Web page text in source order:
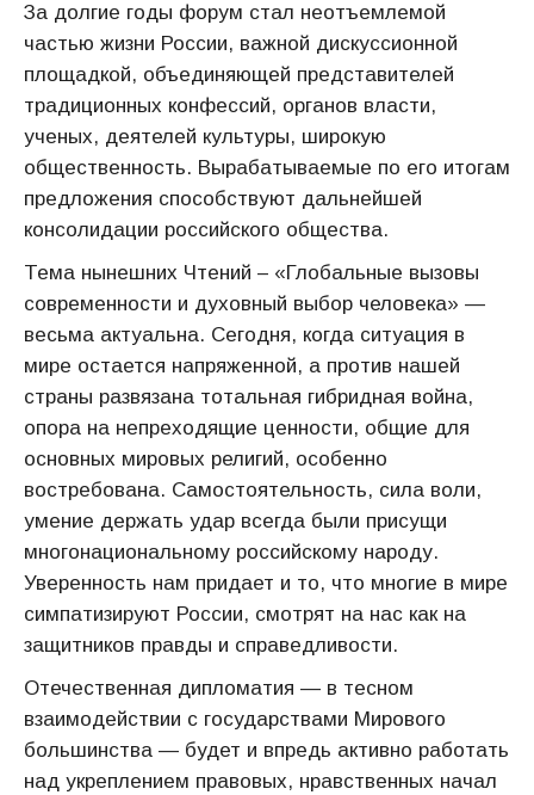
За долгие годы форум стал неотъемлемой
частью жизни России, важной дискуссионной
площадкой, объединяющей представителей
традиционных конфессий, органов власти,
ученых, деятелей культуры, широкую
общественность. Вырабатываемые по его итогам
предложения способствуют дальнейшей
консолидации российского общества.
Тема нынешних Чтений – «Глобальные вызовы
современности и духовный выбор человека» —
весьма актуальна. Сегодня, когда ситуация в
мире остается напряженной, а против нашей
страны развязана тотальная гибридная война,
опора на непреходящие ценности, общие для
основных мировых религий, особенно
востребована. Самостоятельность, сила воли,
умение держать удар всегда были присущи
многонациональному российскому народу.
Уверенность нам придает и то, что многие в мире
симпатизируют России, смотрят на нас как на
защитников правды и справедливости.
Отечественная дипломатия — в тесном
взаимодействии с государствами Мирового
большинства — будет и впредь активно работать
над укреплением правовых, нравственных начал